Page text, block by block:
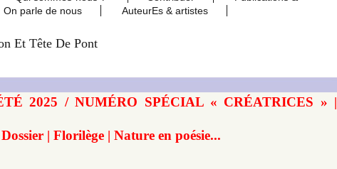
On parle de nous AuteurEs & artistes
Et Tête De Pont
2025 / NUMÉRO SPÉCIAL « CRÉATRICES » |
| Florilège | Nature en poésie...